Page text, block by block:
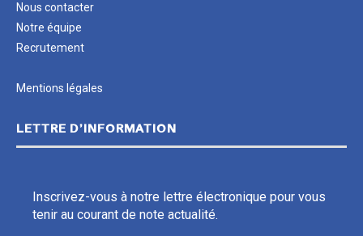
Nous contacter
Notre équipe
Recrutement
Mentions légales
LETTRE D’INFORMATION
Inscrivez-vous à notre lettre électronique pour vous
tenir au courant de note actualité.